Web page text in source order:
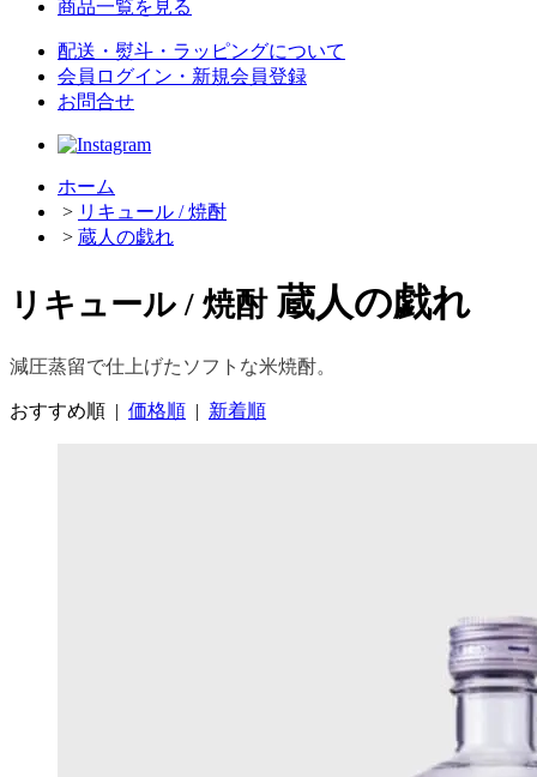
商品一覧を見る
配送・熨斗・ラッピングについて
会員ログイン・新規会員登録
お問合せ
ホーム
> リキュール / 焼酎
> 蔵人の戯れ
リキュール / 焼酎蔵人の戯れ
減圧蒸留で仕上げたソフトな米焼酎。
おすすめ順 | 価格順 | 新着順